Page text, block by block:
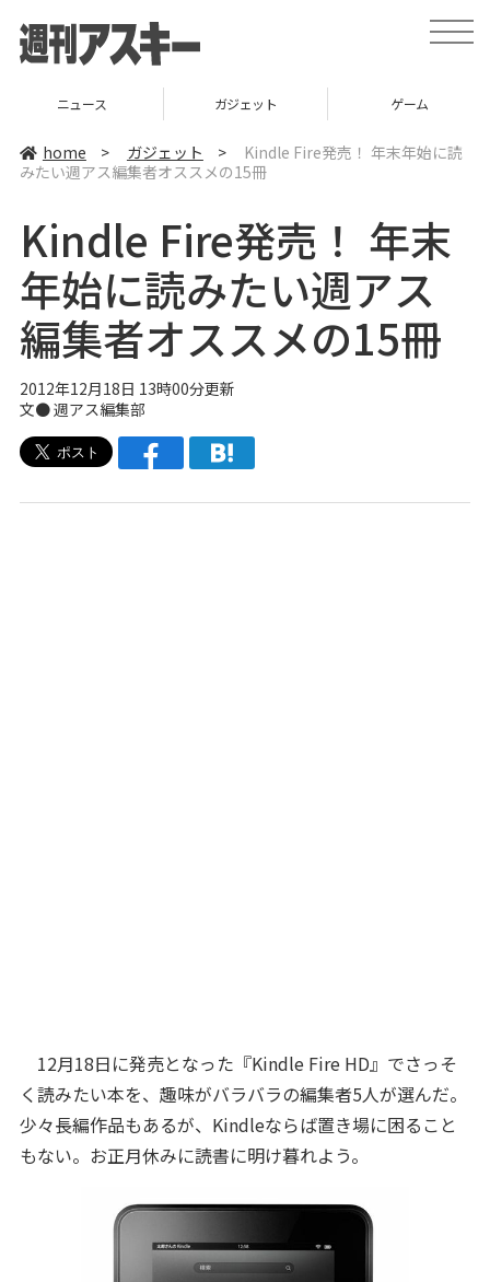
t
o
a
v
o
ニュース ガジェット ゲーム
home > ガジェット >
Kindle Fire発売！ 年末年始に読
みたい週アス編集者オススメの15冊
Kindle Fire発売！ 年末
年始に読みたい週アス
編集者オススメの15冊
2012年12月18日 13時00分更新
文●週アス編集部
12月18日に発売となった『Kindle Fire HD』でさっそ
く読みたい本を、趣味がバラバラの編集者5人が選んだ。
少々長編作品もあるが、Kindleならば置き場に困ること
もない。お正月休みに読書に明け暮れよう。